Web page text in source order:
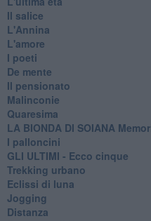
Il salice
L'Annina
L'amore
I poeti
De mente
Il pensionato
Malinconie
Quaresima
LA BIONDA DI SOIANA
I palloncini
GLI ULTIMI - Ecco cinque
Trekking urbano
Eclissi di luna
Jogging
Distanza